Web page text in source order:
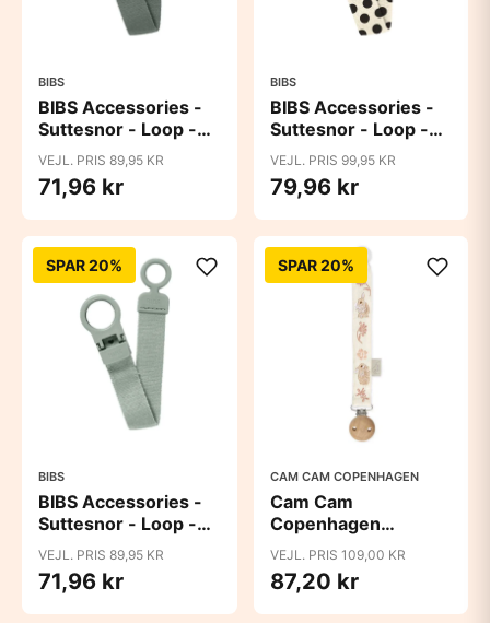
BIBS
BIBS Accessories -
Suttesnor - Loop -
Pine
VEJL. PRIS 89,95 KR
71,96 kr
BIBS
BIBS Accessories -
Suttesnor - Loop -
Polka Studio -
Ivory/Black
VEJL. PRIS 99,95 KR
79,96 kr
SPAR 20%
BIBS
BIBS Accessories -
Suttesnor - Loop -
Sage
VEJL. PRIS 89,95 KR
71,96 kr
SPAR 20%
CAM CAM COPENHAGEN
Cam Cam
Copenhagen
Suttesnor - Broderet
- GOTS - Augusta
VEJL. PRIS 109,00 KR
87,20 kr